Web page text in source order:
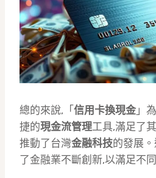
總的來說,「 信用卡換現金」
捷的現金流管理工具,滿足了
推動了台灣金融科技的發展
了金融業不斷創新,以滿足不